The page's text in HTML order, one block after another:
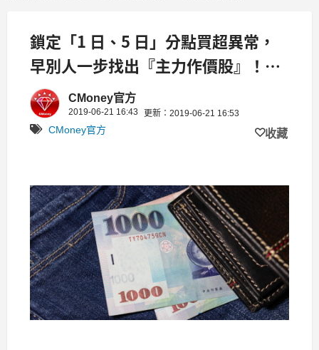
鎖定「1 日、5 日」分點買超異常，
早別人一步找出『主力作價股』！以
台南(1473)舉例...
CMoney官方
2019-06-21 16:43 更新：2019-06-21 16:53
CMoney官方 收藏